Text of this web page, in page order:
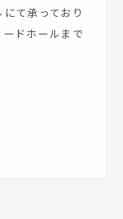
て承っており
ドホールまで